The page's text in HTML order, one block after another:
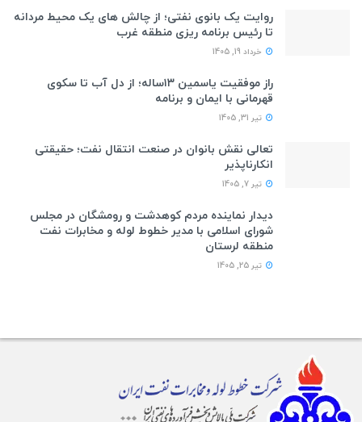
روایت یک بانوی نفتی؛ از چالش های یک محیط مردانه
تا رئیس برنامه ریزی منطقه غرب
خرداد 19, 1405
راز موفقیت یاسمین ۱۳ساله؛ از دل آب تا سکوی
قهرمانی با ایمان و برنامه
تیر 31, 1405
تعالی نقش بانوان در صنعت انتقال نفت؛ حقیقتی
انکارناپذیر
تیر 7, 1405
دیدار نماینده مردم کوهدشت و رومشگان در مجلس
شورای اسلامی با مدیر خطوط لوله و مخابرات نفت
منطقه لرستان
تیر 25, 1405